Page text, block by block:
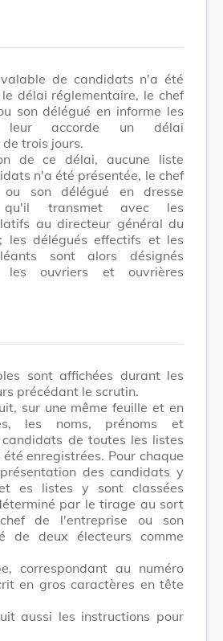
de candidats n'a été
délai réglementaire, le chef
son délégué en informe les
leur accorde un délai
trois jours.
de ce délai, aucune liste
n'a été présentée, le chef
son délégué en dresse
qu'il transmet avec les
au directeur général du
les délégués effectifs et les
sont alors désignés
les ouvriers et ouvrières
sont affichées durant les
précédant le scrutin.
sur une même feuille et en
les noms, prénoms et
candidats de toutes les listes
enregistrées. Pour chaque
des candidats y
es listes y sont classées
par le tirage au sort
de l'entreprise ou son
de deux électeurs comme
correspondant au numéro
en gros caractères en tête
aussi les instructions pour